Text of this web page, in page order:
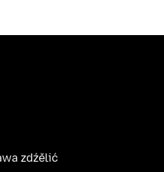
zdźělić